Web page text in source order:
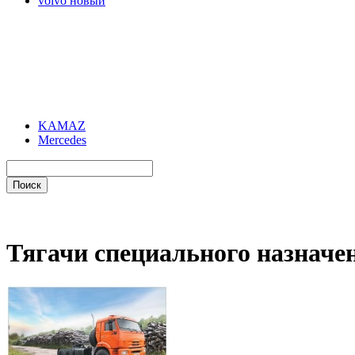
KAMAZ
Mercedes
Тягачи специального